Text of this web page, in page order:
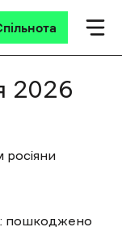
2026
росіяни
пошкоджено